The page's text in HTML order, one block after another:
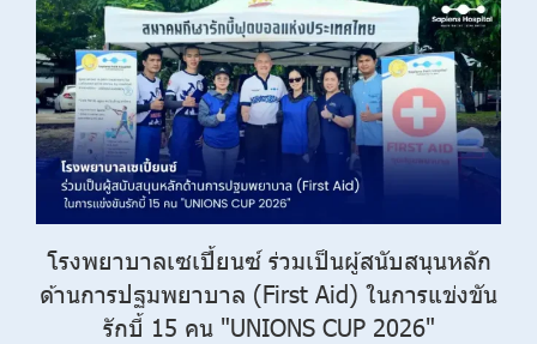
โรงพยาบาลเซเปี้ยนซ์ ร่วมเป็นผู้สนับสนุนหลัก
ด้านการปฐมพยาบาล (First Aid) ในการแข่งขัน
รักบี้ 15 คน "UNIONS CUP 2026"